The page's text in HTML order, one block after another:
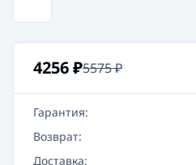
4256₽5575₽
Гарантия:
Возврат:
Доставка: